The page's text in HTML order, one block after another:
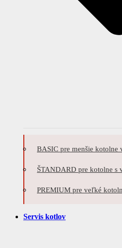
BASIC pre menšie
ŠTANDARD pre kotolne s
PREMIUM pre veľké
Servis kotlov